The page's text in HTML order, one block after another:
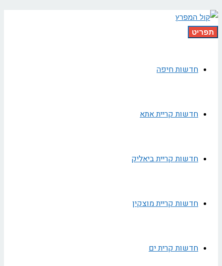
תפריט
חדשות חיפה
חדשות קריית אתא
חדשות קריית ביאליק
חדשות קריית מוצקין
חדשות קרית ים